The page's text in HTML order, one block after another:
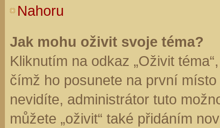
Nahoru
Jak mohu oživit svoje téma?
Kliknutím na odkaz „Oživit
čímž ho posunete na první
nevidíte, administrátor tuto
můžete „oživit“ také přidáním